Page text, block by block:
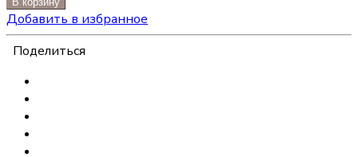
Добавить в избранное
Поделиться